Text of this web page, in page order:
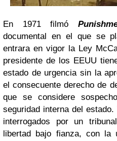
En 1971 filmó
documental en el que se
entrara en vigor la Ley
presidente de los EEUU
estado de urgencia sin la
el consecuente derecho de
que se considere
seguridad interna del
interrogados por un
libertad bajo fianza, con la